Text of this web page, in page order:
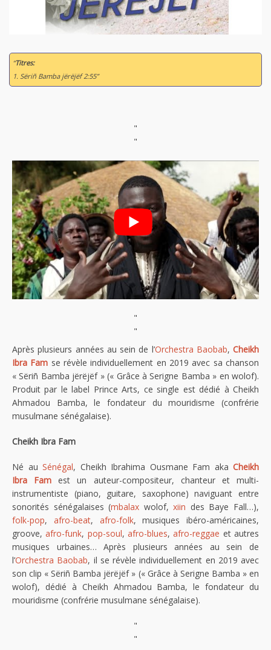
“Titres:
1. Sëriñ Bamba jërëjëf 2:55”
"
"
"
"
Après plusieurs années au sein de l’Orchestra Baobab, Cheikh
Ibra Fam se révèle individuellement en 2019 avec sa chanson
« Sëriñ Bamba jërëjëf » (« Grâce à Serigne Bamba » en wolof).
Produit par le label Prince Arts, ce single est dédié à Cheikh
Ahmadou Bamba, le fondateur du mouridisme (confrérie
musulmane sénégalaise).
Cheikh Ibra Fam
Né au Sénégal, Cheikh Ibrahima Ousmane Fam aka Cheikh
Ibra Fam est un auteur-compositeur, chanteur et multi-
instrumentiste (piano, guitare, saxophone) naviguant entre
sonorités sénégalaises (mbalax wolof,xiin des Baye Fall…),
folk-pop, afro-beat, afro-folk, musiques ibéro-américaines,
groove,afro-funk, pop-soul,afro-blues,afro-reggae et autres
musiques urbaines… Après plusieurs années au sein de
l’Orchestra Baobab, il se révèle individuellement en 2019 avec
son clip « Sëriñ Bamba jërëjëf » (« Grâce à Serigne Bamba » en
wolof), dédié à Cheikh Ahmadou Bamba, le fondateur du
mouridisme (confrérie musulmane sénégalaise).
"
"